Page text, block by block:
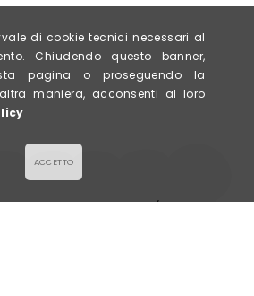
Via Civerchi 63/65,
di cookie tecnici necessari al
Chiudendo questo banner,
pagina o proseguendo la
maniera, acconsenti al loro
ACCETTO